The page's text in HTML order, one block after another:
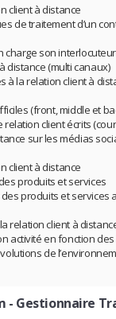
client à distance
de traitement d’un
charge son interlocuteur
distance (multi canaux)
à la relation client à
(front, middle et
client écrits
sur les médias
client à distance
produits et services
produits et services
relation client à
activité en fonction des
de
- Gestionnaire